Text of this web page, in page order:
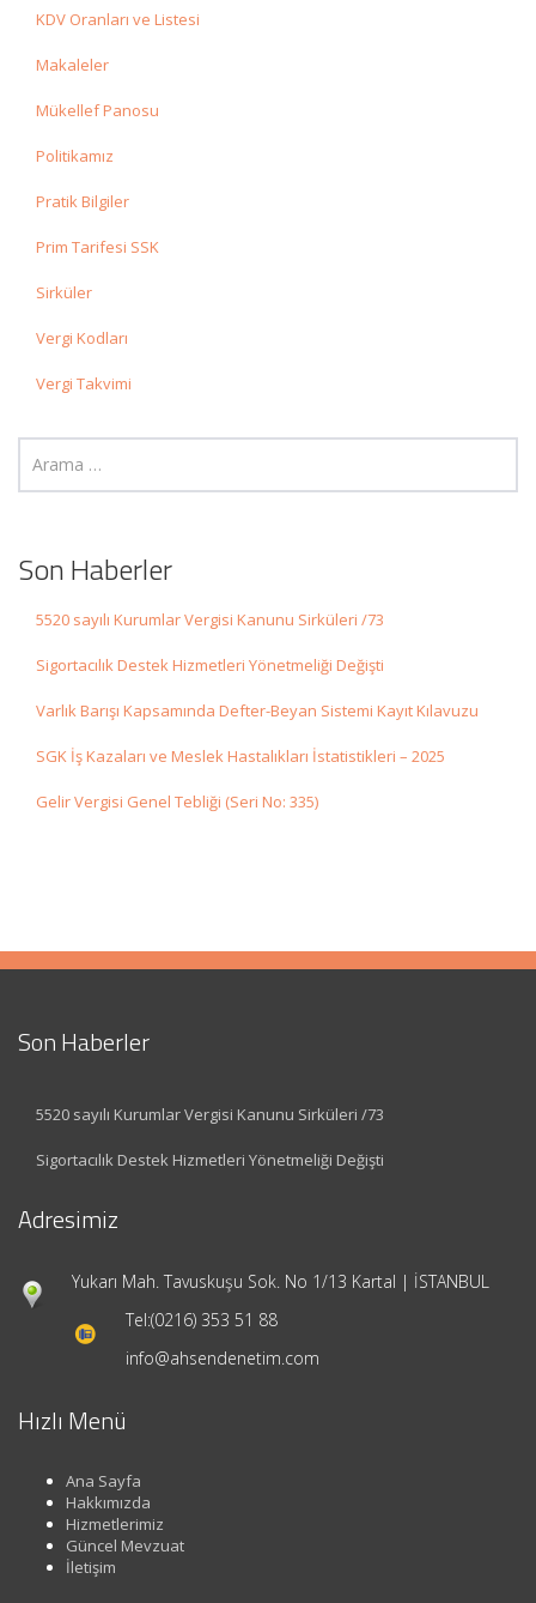
KDV Oranları ve Listesi
Makaleler
Mükellef Panosu
Politikamız
Pratik Bilgiler
Prim Tarifesi SSK
Sirküler
Vergi Kodları
Vergi Takvimi
Son Haberler
5520 sayılı Kurumlar Vergisi Kanunu Sirküleri /73
Sigortacılık Destek Hizmetleri Yönetmeliği Değişti
Varlık Barışı Kapsamında Defter-Beyan Sistemi Kayıt Kılavuzu
SGK İş Kazaları ve Meslek Hastalıkları İstatistikleri – 2025
Gelir Vergisi Genel Tebliği (Seri No: 335)
Son Haberler
5520 sayılı Kurumlar Vergisi Kanunu Sirküleri /73
Sigortacılık Destek Hizmetleri Yönetmeliği Değişti
Adresimiz
Yukarı Mah. Tavuskuşu Sok. No 1/13 Kartal | İSTANBUL
Tel:(0216) 353 51 88
info@ahsendenetim.com
Hızlı Menü
Ana Sayfa
Hakkımızda
Hizmetlerimiz
Güncel Mevzuat
İletişim